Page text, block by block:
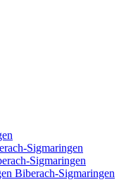
Sigmaringen
Sigmaringen
Biberach-Sigmaringen